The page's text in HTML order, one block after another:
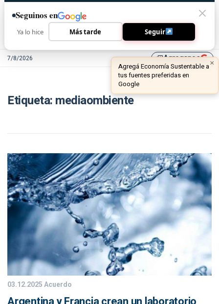
7/8/2026 library_addAgreganos
Etiqueta: mediaombiente
03.12.2025Acuerdo
Seguinos en
Ya lo hice Más tarde Seguir